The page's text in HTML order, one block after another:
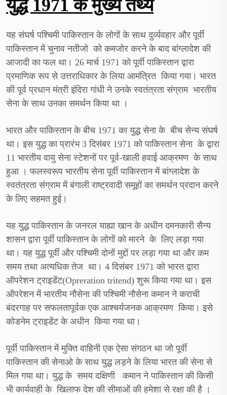
युद्ध 1971 के मुख्य तथ्य
यह संघर्ष पश्चिमी पाकिस्तान के लोगों के साथ दुर्व्यवहार और पूर्वी
पाकिस्तान में चुनाव नतीजो को कमजोर करने के बाद बांग्लादेश की
आजादी का फल था। 26 मार्च 1971 को पूर्वी पाकिस्तान द्वारा
प्रमाणिक रूप से उत्तराधिकार के लिया आमंत्रित किया गया। भारत
की पूर्व प्रधान मंत्री इंदिरा गांधी ने उनके स्वतंत्रता संग्राम भारतीय
सेना के साथ उनका समर्थन किया था ।
भारत और पाकिस्तान के बीच 1971 का युद्ध सेना के बीच सेन्य संघर्ष
था। इस युद्ध का प्रारंभ 3 दिसंबर 1971 को पाकिस्तान सेना के द्वारा
11 भारतीय वायु सेना स्टेशनों पर पूर्व-खाली हवाई आक्रमण के साथ
हुआ । फलस्वरूप भारतीय सेना पूर्वी पाकिस्तान में बांग्लादेश के
स्वतंत्रता संग्राम में बंगाली राष्ट्रवादी समूहों का समर्थन प्रदान करने
के लिए सहमत हुई।
यह युद्ध पाकिस्तान के जनरल याह्या खान के अधीन दमनकारी सैन्य
शासन द्वारा पूर्वी पाकिस्तान के लोगों को मारने के लिए लड़ा गया
था। यह युद्ध पूर्वी और पश्चिमी दोनों मुद्दों पर लड़ा गया था और कम
समय तथा अत्यधिक तेज था। 4 दिसंबर 1971 को भारत द्वारा
ऑपरेशन ट्राइडेंट(Opreration tritend) शुरू किया गया था। इस
ऑपरेशन में भारतीय नौसेना की पश्चिमी नौसेना कमान ने कराची
बंदरगाह पर सफलतापूर्वक एक आश्चर्यजनक आक्रमण किया। इसे
कोडनेम ट्राइडेंट के अधीन किया गया था।
पूर्वी पाकिस्तान में मुक्ति वाहिनी एक ऐसा संगठन था जो पूर्वी
पाकिस्तान की सेनाओ के साथ युद्ध लड़ने के लिया भारत की सेना से
मिल गया था। युद्ध के समय दक्षिणी कमान ने पाकिस्तान की किसी
भी कार्यवाही के खिलाफ देश की सीमाओं की हमेशा से रक्षा की है ।